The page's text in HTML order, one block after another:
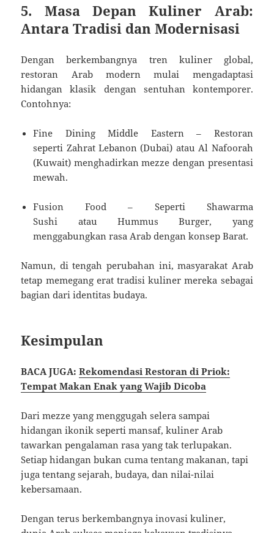
5. Masa Depan Kuliner Arab:
Antara Tradisi dan Modernisasi
Dengan berkembangnya tren kuliner global,
restoran Arab modern mulai mengadaptasi
hidangan klasik dengan sentuhan kontemporer.
Contohnya:
Fine Dining Middle Eastern – Restoran
seperti Zahrat Lebanon (Dubai) atau Al Nafoorah
(Kuwait) menghadirkan mezze dengan presentasi
mewah.
Fusion Food – Seperti Shawarma
Sushi atau Hummus Burger, yang
menggabungkan rasa Arab dengan konsep Barat.
Namun, di tengah perubahan ini, masyarakat Arab
tetap memegang erat tradisi kuliner mereka sebagai
bagian dari identitas budaya.
Kesimpulan
BACA JUGA:Rekomendasi Restoran di Priok:
Tempat Makan Enak yang Wajib Dicoba
Dari mezze yang menggugah selera sampai
hidangan ikonik seperti mansaf, kuliner Arab
tawarkan pengalaman rasa yang tak terlupakan.
Setiap hidangan bukan cuma tentang makanan, tapi
juga tentang sejarah, budaya, dan nilai-nilai
kebersamaan.
Dengan terus berkembangnya inovasi kuliner,